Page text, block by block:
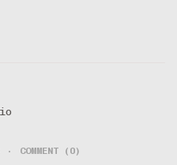
COMMENT (0)